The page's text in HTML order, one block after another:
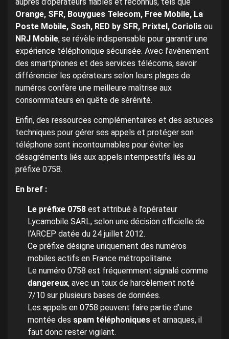
Orange, SFR, Bouygues Telecom, Free Mobile, La
Poste Mobile, Sosh, RED by SFR, Prixtel, Coriolis ou
NRJ Mobile, se révèle indispensable pour garantir une
expérience téléphonique sécurisée. Avec l’avènement
des smartphones et des services télécoms, savoir
différencier les opérateurs selon leurs plages de
numéros confère une meilleure maîtrise aux
consommateurs en quête de sérénité.
Enfin, des ressources complémentaires et des astuces
techniques pour gérer ses appels et protéger son
téléphone sont incontournables pour éviter les
désagréments liés aux appels intempestifs liés au
préfixe 0758.
En bref :
Le préfixe 0758 est attribué à l’opérateur
Lycamobile SARL, selon une décision officielle de
l’ARCEP datée du 24 juillet 2012.
Ce préfixe désigne uniquement des numéros
mobiles actifs en France métropolitaine.
Le numéro 0758 est fréquemment signalé comme
dangereux, avec un taux de harcèlement noté
7/10 sur plusieurs bases de données.
Les appels en 0758 peuvent faire partie d’une
montée des spam téléphoniques et arnaques, il
faut donc rester vigilant.